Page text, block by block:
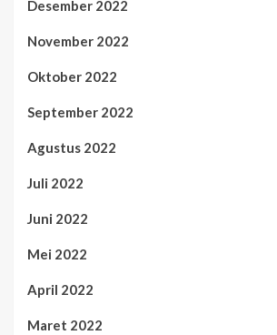
Desember 2022
November 2022
Oktober 2022
September 2022
Agustus 2022
Juli 2022
Juni 2022
Mei 2022
April 2022
Maret 2022